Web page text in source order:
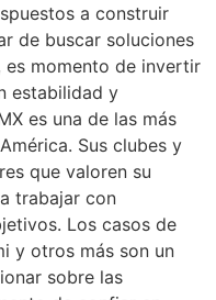
a construir
de buscar soluciones
es momento de invertir
estabilidad y
es una de las más
Sus clubes y
que valoren su
trabajar con
Los casos de
y otros más son un
sobre las